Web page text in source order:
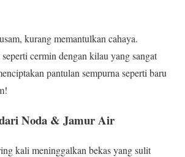
kurang memantulkan cahaya.
cermin dengan kilau yang sangat
pantulan sempurna seperti baru
Noda & Jamur Air
kali meninggalkan bekas yang sulit